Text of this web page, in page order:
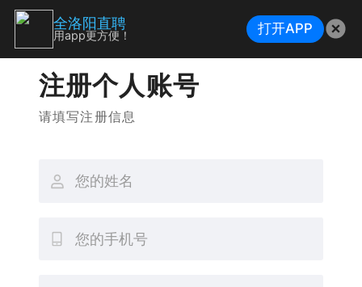
注册个人账号
请填写注册信息
全洛阳直聘
用app更方便！ 打开APP